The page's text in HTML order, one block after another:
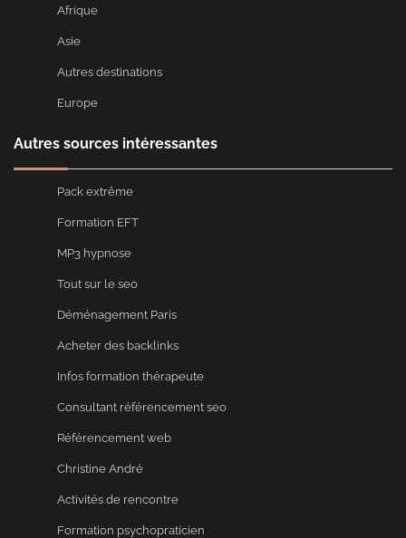
Afrique
Asie
Autres destinations
Europe
Autres sources intéressantes
Pack extrême
Formation EFT
MP3 hypnose
Tout sur le seo
Déménagement Paris
Acheter des backlinks
Infos formation thérapeute
Consultant référencement seo
Référencement web
Christine André
Activités de rencontre
Formation psychopraticien